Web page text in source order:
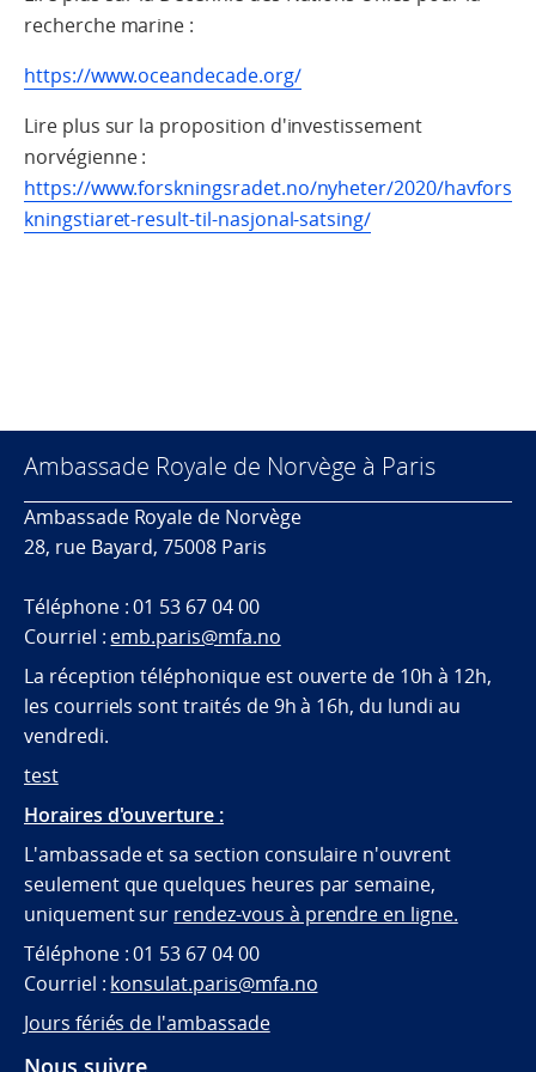
recherche marine :
https://www.oceandecade.org/
Lire plus sur la proposition d'investissement
norvégienne :
https://www.forskningsradet.no/nyheter/2020/havfors
kningstiaret-result-til-nasjonal-satsing/
Ambassade Royale de Norvège à Paris
Ambassade Royale de Norvège
28, rue Bayard, 75008 Paris
Téléphone : 01 53 67 04 00
Courriel : emb.paris@mfa.no
La réception téléphonique est ouverte de 10h à 12h,
les courriels sont traités de 9h à 16h, du lundi au
vendredi.
test
Horaires d'ouverture :
L'ambassade et sa section consulaire n'ouvrent
seulement que quelques heures par semaine,
uniquement sur rendez-vous à prendre en ligne.
Téléphone : 01 53 67 04 00
Courriel : konsulat.paris@mfa.no
Jours fériés de l'ambassade
Nous suivre